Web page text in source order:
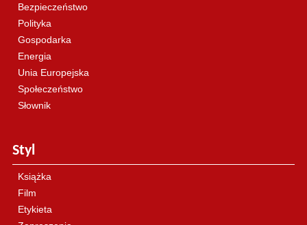
Bezpieczeństwo
Polityka
Gospodarka
Energia
Unia Europejska
Społeczeństwo
Słownik
Styl
Książka
Film
Etykieta